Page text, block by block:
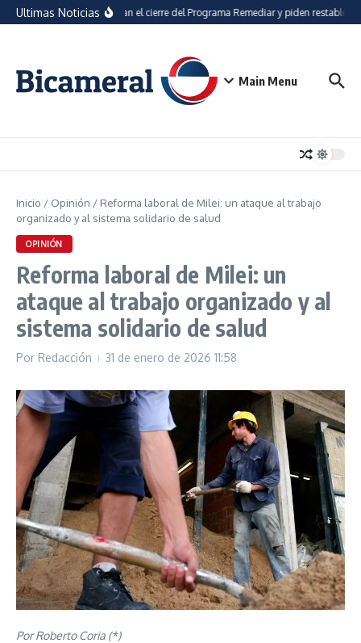
Saltar al contenido
Ultimas NoticiasRepudian el cierre del Programa Remediar y piden restablecer
Main Menu
Inicio / Opinión / Reforma laboral de Milei: un ataque al trabajo
organizado y al sistema solidario de salud
OPINIÓN
Reforma laboral de Milei: un
ataque al trabajo organizado y al
sistema solidario de salud
Por Redacción 31 de enero de 2026 11:58
Por Roberto Coria (*)